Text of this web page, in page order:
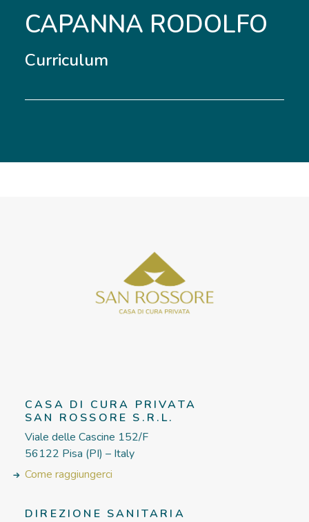
CAPANNA RODOLFO
Curriculum
CASA DI CURA PRIVATA
SAN ROSSORE S.R.L.
Viale delle Cascine 152/F
56122 Pisa (PI) – Italy
Come raggiungerci
DIREZIONE SANITARIA